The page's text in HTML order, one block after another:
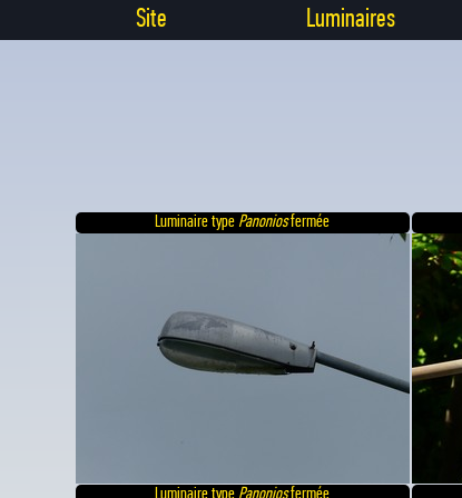
Site Luminaires
Luminaire type Panoniosfermée